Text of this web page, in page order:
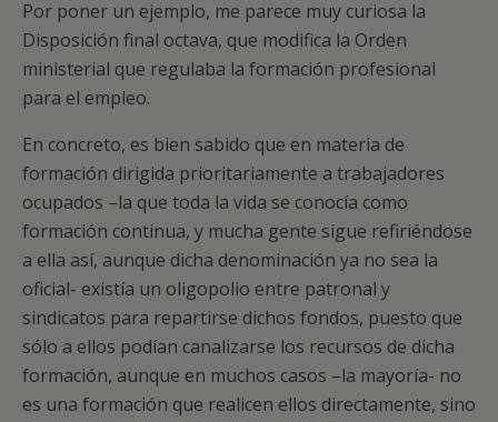
Por poner un ejemplo, me parece muy curiosa la
Disposición final octava, que modifica la Orden
ministerial que regulaba la formación profesional
para el empleo.
En concreto, es bien sabido que en materia de
formación dirigida prioritariamente a trabajadores
ocupados –la que toda la vida se conocía como
formación continua, y mucha gente sigue refiriéndose
a ella así, aunque dicha denominación ya no sea la
oficial- existía un oligopolio entre patronal y
sindicatos para repartirse dichos fondos, puesto que
sólo a ellos podían canalizarse los recursos de dicha
formación, aunque en muchos casos –la mayoría- no
es una formación que realicen ellos directamente, sino